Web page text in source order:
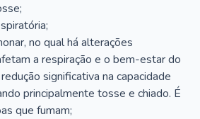
no qual há alterações
a respiração e o bem-estar do
significativa na capacidade
principalmente tosse e chiado. É
que fumam;